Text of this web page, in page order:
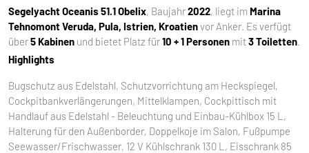
SegelyachtOceanis 51.1 Obelix, Baujahr2022, liegt im Marina
Tehnomont Veruda, Pula, Istrien, Kroatienvor Anker. Es verfügt
über5 Kabinen und bietet Platz für10 + 1 Personen mit3 Toiletten.
Highlights
Bugschutz aus Edelstahl, Schutzvorrichtung am Heckspiegel,
Cockpitbankverlängerungen, Mittelklampen, Cockpittisch mit
Handlauf aus Edelstahl - Beleuchtung und Einbau-Kühlbox 15 L,
Halterung für den Außenborder, Doppelkoje im Salon, Fußpumpe
Seewasser/Frischwasser, 12 V Kühlschrank 130 L, Eisschrank 85